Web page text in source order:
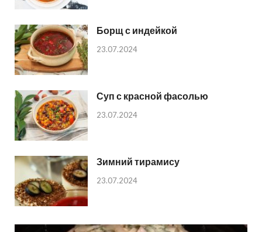
Борщ с индейкой
23.07.2024
Суп с красной фасолью
23.07.2024
Зимний тирамису
23.07.2024